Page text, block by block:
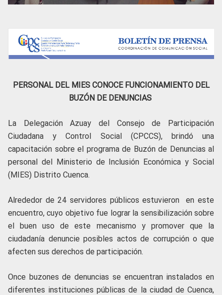
PERSONAL DEL MIES CONOCE FUNCIONAMIENTO DEL
BUZÓN DE DENUNCIAS
La Delegación Azuay del Consejo de Participación
Ciudadana y Control Social (CPCCS), brindó una
capacitación sobre el programa de Buzón de Denuncias al
personal del Ministerio de Inclusión Económica y Social
(MIES) Distrito Cuenca.
Alrededor de 24 servidores públicos estuvieron en este
encuentro, cuyo objetivo fue lograr la sensibilización sobre
el buen uso de este mecanismo y promover que la
ciudadanía denuncie posibles actos de corrupción o que
afecten sus derechos de participación.
Once buzones de denuncias se encuentran instalados en
diferentes instituciones públicas de la ciudad de Cuenca,